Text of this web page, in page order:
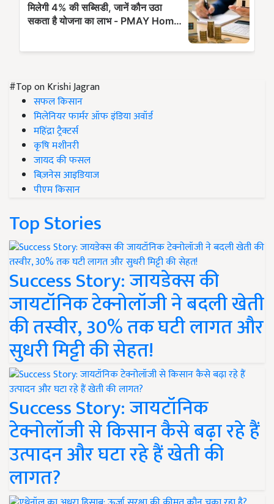
#Top on Krishi Jagran
सफल किसान
मिलेनियर फार्मर ऑफ इंडिया अवॉर्ड
महिंद्रा ट्रैक्टर्स
कृषि मशीनरी
जायद की फसल
बिज़नेस आइडियाज
पीएम किसान
Top Stories
Success Story: जायडेक्स की
जायटॉनिक टेक्नोलॉजी ने बदली खेती
की तस्वीर, 30% तक घटी लागत और
सुधरी मिट्टी की सेहत!
Success Story: जायटॉनिक
टेक्नोलॉजी से किसान कैसे बढ़ा रहे हैं
उत्पादन और घटा रहे हैं खेती की
लागत?